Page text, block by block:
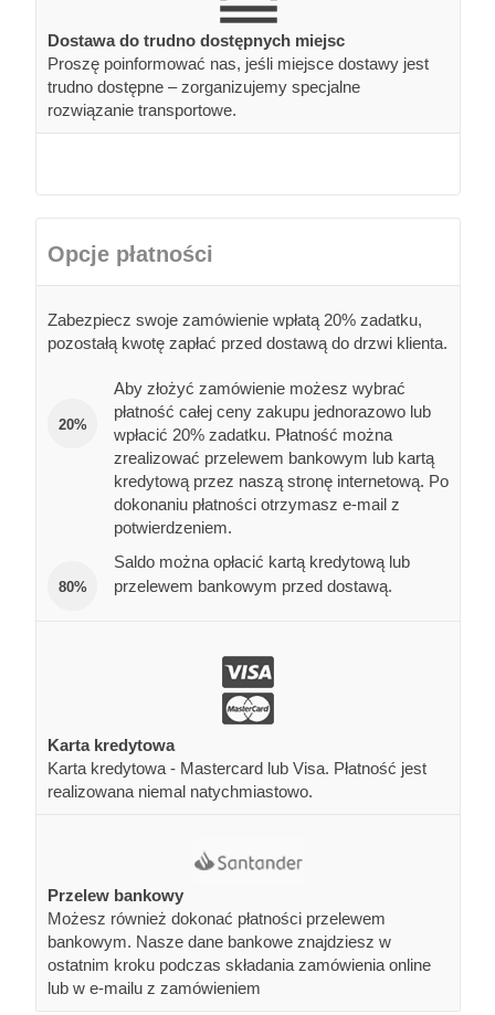
Dostawa do trudno dostępnych miejsc
Proszę poinformować nas, jeśli miejsce dostawy jest
trudno dostępne – zorganizujemy specjalne
rozwiązanie transportowe.
Opcje płatności
Zabezpiecz swoje zamówienie wpłatą 20% zadatku,
pozostałą kwotę zapłać przed dostawą do drzwi klienta.
20%
Aby złożyć zamówienie możesz wybrać
płatność całej ceny zakupu jednorazowo lub
wpłacić 20% zadatku. Płatność można
zrealizować przelewem bankowym lub kartą
kredytową przez naszą stronę internetową. Po
dokonaniu płatności otrzymasz e-mail z
potwierdzeniem.
80%
Saldo można opłacić kartą kredytową lub
przelewem bankowym przed dostawą.
Karta kredytowa
Karta kredytowa - Mastercard lub Visa. Płatność jest
realizowana niemal natychmiastowo.
Przelew bankowy
Możesz również dokonać płatności przelewem
bankowym. Nasze dane bankowe znajdziesz w
ostatnim kroku podczas składania zamówienia online
lub w e-mailu z zamówieniem